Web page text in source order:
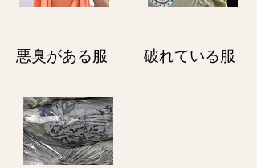
悪臭がある服 破れている服